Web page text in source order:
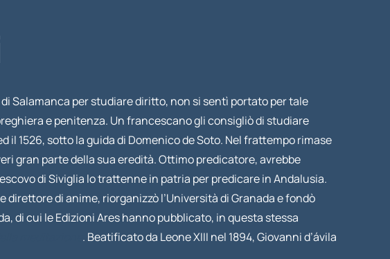
Salamanca per studiare diritto, non si sentì portato per tale
e penitenza. Un francescano gli consigliò di studiare
il 1526, sotto la guida di Domenico de Soto. Nel frattempo rimase
gran parte della sua eredità. Ottimo predicatore, avrebbe
di Siviglia lo trattenne in patria per predicare in Andalusia.
di anime, riorganizzò l’Università di Granada e fondò
di cui le Edizioni Ares hanno pubblicato, in questa stessa
. Beatificato da Leone XIII nel 1894, Giovanni d’ávila